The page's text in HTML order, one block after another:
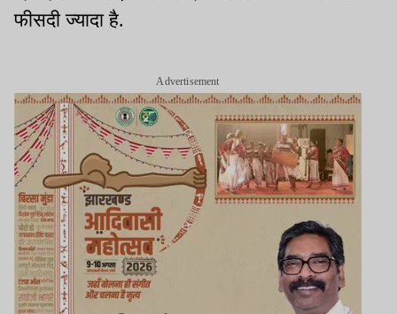
फीसदी ज्यादा है.
Advertisement